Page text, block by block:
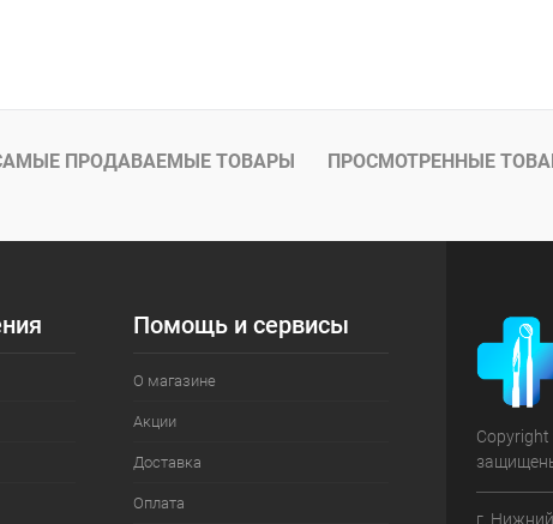
клик Сравнение
В наличии
ПРОДАВАЕМЫЕ ТОВАРЫ ПРОСМОТРЕННЫЕ
Помощь и сервисы
О магазине
Акции
Доставка
Оплата
г.